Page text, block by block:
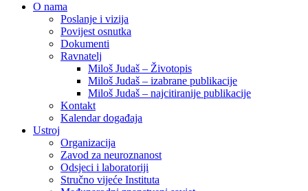
O nama
Poslanje i vizija
Povijest osnutka
Dokumenti
Ravnatelj
Miloš Judaš – Životopis
Miloš Judaš – izabrane publikacije
Miloš Judaš – najcitiranije publikacije
Kontakt
Kalendar događaja
Ustroj
Organizacija
Zavod za neuroznanost
Odsjeci i laboratoriji
Stručno vijeće Instituta